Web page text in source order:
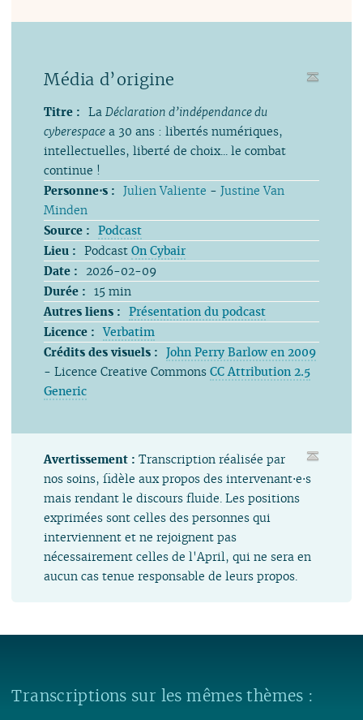
Média d’origine
Titre : LaDéclaration d’indépendance du
cyberespace a 30 ans : libertés numériques,
intellectuelles, liberté de choix... le combat
continue !
Personne⋅s : Julien Valiente - Justine Van
Minden
Source : Podcast
Lieu : PodcastOn Cybair
Date :
2026-02-09
Durée : 15 min
Autres liens : Présentation du podcast
Licence : Verbatim
Crédits des visuels : John Perry Barlow en 2009
- Licence Creative CommonsCC Attribution 2.5
Generic
Avertissement :Transcription réalisée par
nos soins, fidèle aux propos des intervenant⋅e⋅s
mais rendant le discours fluide. Les positions
exprimées sont celles des personnes qui
interviennent et ne rejoignent pas
nécessairement celles de l'April, qui ne sera en
aucun cas tenue responsable de leurs propos.
Transcriptions sur les mêmes thèmes :